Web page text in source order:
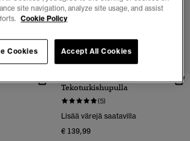
Tekoturkishupulla
(5)
Lisää värejä saatavilla
€ 139,99
site navigation, analyze site usage, and assist
Cookie Policy
Accept All Cookies
Cookies